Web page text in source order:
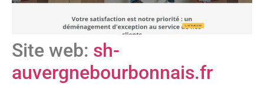
Site web: sh-
auvergnebourbonnais.fr